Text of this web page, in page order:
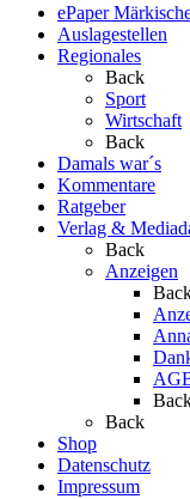
ePaper
Auslagestellen
Regionales
Back
Sport
Wirtschaft
Back
Damals war´s
Kommentare
Ratgeber
Verlag &
Back
Anzeigen
Back
Shop
Datenschutz
Impressum